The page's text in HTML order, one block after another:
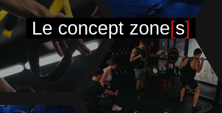
Le concept zone[s]